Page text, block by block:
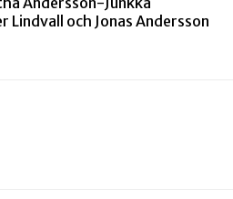
Lindvall och Jonas Andersson